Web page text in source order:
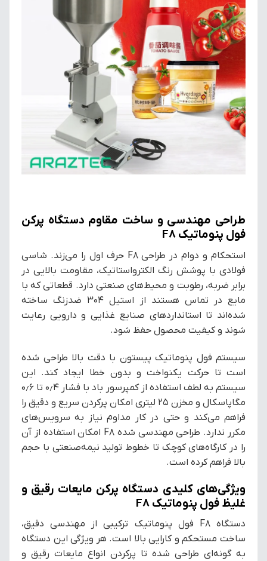
طراحی مهندسی و ساخت مقاوم دستگاه پرکن
فول پنوماتیک F8
استحکام و دوام در طراحی F8 حرف اول را می‌زند. شاسی
فولادی با پوشش رنگ الکترواستاتیک، مقاومت بالایی در
برابر ضربه، رطوبت و محیط‌های صنعتی دارد. قطعاتی که با
مایع در تماس هستند از استیل 304 ضدزنگ ساخته
شده‌اند تا استانداردهای صنایع غذایی و دارویی رعایت
شوند و کیفیت محصول حفظ شود.
سیستم فول پنوماتیک پیستون با دقت بالا طراحی شده
است تا حرکت یکنواخت و بدون خطا ایجاد کند. این
سیستم به لطف استفاده از کمپرسور باد با فشار ۰٫۴ تا ۰٫۶
مگاپاسکال و مخزن ۲۵ لیتری امکان پرکردن سریع و دقیق را
فراهم می‌کند و حتی در کار مداوم نیاز به سرویس‌های
مکرر ندارد. طراحی مهندسی شده F8 امکان استفاده از آن
را در کارگاه‌های کوچک تا خطوط تولید نیمه‌صنعتی با حجم
بالا فراهم کرده است.
ویژگی‌های کلیدی دستگاه پرکن مایعات رقیق و
غلیظ فول پنوماتیک F8
دستگاه F8 فول پنوماتیک ترکیبی از مهندسی دقیق،
ساخت مستحکم و کارایی بالا است. هر ویژگی این دستگاه
به گونه‌ای طراحی شده تا پرکردن انواع مایعات رقیق و